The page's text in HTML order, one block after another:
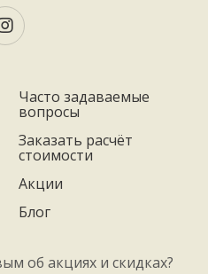
Часто задаваемые
вопросы
Заказать расчёт
стоимости
Акции
Блог
об акциях и скидках?